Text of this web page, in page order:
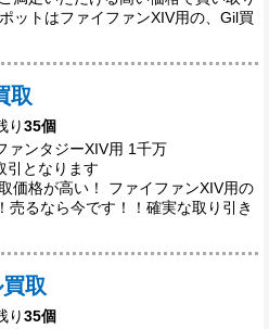
ットはファイファンXIV用の、Gil買
取
り35個
ァンタジーXIV用 1千万
引となります
価格が高い！ ファイファンXIV用の
売るなら今です！！確実な取り引き
取
り35個